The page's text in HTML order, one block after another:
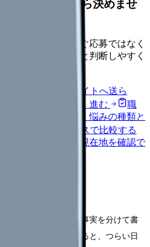
件を比べてから決めませ
なった時は、すぐ応募ではなく
相談先」を分けると判断しやすく
取る
外部転職サイトへ送ら
社で預かります。 進む
職
るべきか迷う前に、悩みの種類と
給料コンパスで比較する
から、今の給料の現在地を確認で
る5項目
務条件・相談済みの事実を分けて書
。頭の中だけで考えると、つらい日